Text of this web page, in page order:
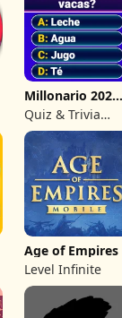
Millonario 2026:
trivia quiz
Quiz & Trivia
Games by
Submarine Apps
Age of
Level Infinite